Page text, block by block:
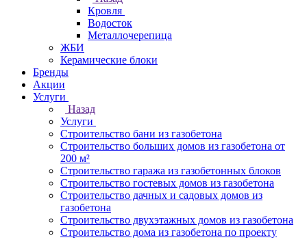
Кровля
Водосток
Металлочерепица
ЖБИ
Керамические блоки
Бренды
Акции
Услуги
Назад
Услуги
Строительство бани из газобетона
Строительство больших домов из газобетона от
200 м²
Строительство гаража из газобетонных блоков
Строительство гостевых домов из газобетона
Строительство дачных и садовых домов из
газобетона
Строительство двухэтажных домов из газобетона
Строительство дома из газобетона по проекту